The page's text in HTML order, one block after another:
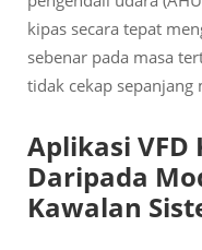
kipas secara tepat
sebenar pada masa
tidak cekap sepanjang
Aplikasi VFD
Daripada
Kawalan